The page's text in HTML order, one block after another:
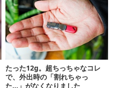
たった12g。超ちっちゃなコレ
で、外出時の「割れちゃっ
た…」がなくなりました